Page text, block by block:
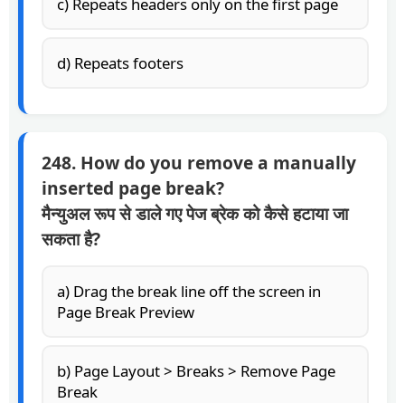
d) Repeats footers
248. How do you remove a manually
inserted page break?
मैन्युअल रूप से डाले गए पेज ब्रेक को कैसे हटाया जा
सकता है?
a) Drag the break line off the screen in
Page Break Preview
b) Page Layout > Breaks > Remove Page
Break